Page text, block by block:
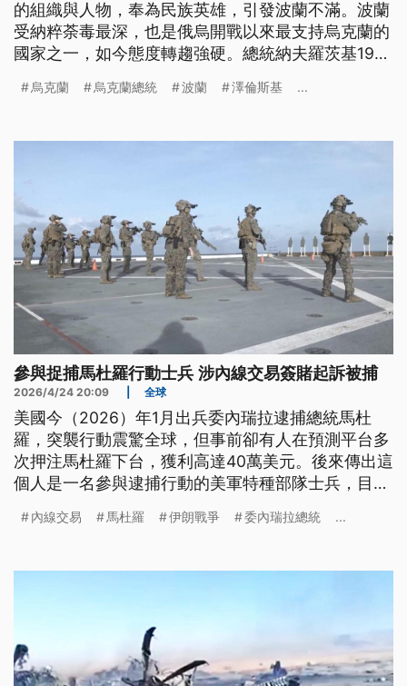
的組織與人物，奉為民族英雄，引發波蘭不滿。波蘭
受納粹荼毒最深，也是俄烏開戰以來最支持烏克蘭的
國家之一，如今態度轉趨強硬。總統納夫羅茨基19日
警告這將對烏克蘭未來加入歐盟，帶來不利影響。
烏克蘭 烏克蘭總統 波蘭 澤倫斯基 ...
參與捉捕馬杜羅行動士兵 涉內線交易簽賭起訴被捕
2026/4/24 20:09 全球
美國今（2026）年1月出兵委內瑞拉逮捕總統馬杜
羅，突襲行動震驚全球，但事前卻有人在預測平台多
次押注馬杜羅下台，獲利高達40萬美元。後來傳出這
個人是一名參與逮捕行動的美軍特種部隊士兵，目前
內線交易 馬杜羅 伊朗戰爭 委內瑞拉總統 ...